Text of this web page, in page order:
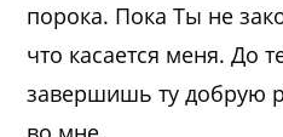
порока. Пока Ты не
что касается меня. До
завершишь ту добрую